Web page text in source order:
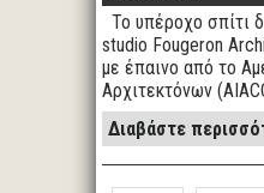
Το υπέροχο σπίτι
studio Fougeron
με έπαινο από το
Αρχιτεκτόνων
Διαβάστε